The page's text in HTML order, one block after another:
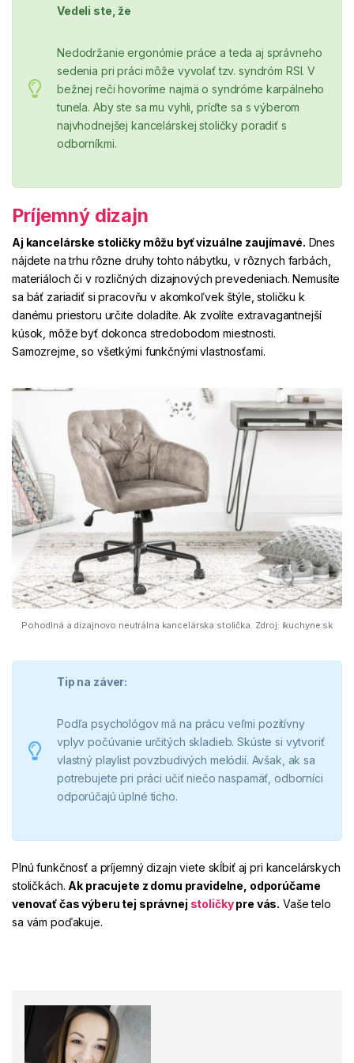
Vedeli ste, že
Nedodržanie ergonómie práce a teda aj správneho
sedenia pri práci môže vyvolať tzv. syndróm RSI. V
bežnej reči hovoríme najmä o syndróme karpálneho
tunela. Aby ste sa mu vyhli, príďte sa s výberom
najvhodnejšej kancelárskej stoličky poradiť s
odborníkmi.
Príjemný dizajn
Aj kancelárske stoličky môžu byťvizuálne zaujímavé. Dnes
nájdete na trhu rôzne druhy tohto nábytku, v rôznych farbách,
materiáloch či v rozličných dizajnových prevedeniach. Nemusíte
sa báť zariadiť si pracovňu v akomkoľvek štýle, stoličku k
danému priestoru určite doladíte. Ak zvolíte extravagantnejší
kúsok, môže byť dokonca stredobodom miestnosti.
Samozrejme, so všetkými funkčnými vlastnosťami.
Pohodlná a dizajnovo neutrálna kancelárska stolička. Zdroj: ikuchyne.sk
Tip na záver:
Podľa psychológov má na prácu veľmi pozitívny
vplyv počúvanie určitých skladieb. Skúste si vytvoriť
vlastný playlist povzbudivých melódií. Avšak, ak sa
potrebujete pri práci učiť niečo naspamäť, odborníci
odporúčajú úplné ticho.
Plnú funkčnosť a príjemný dizajn viete skĺbiť aj pri kancelárskych
stoličkách. Ak pracujete z domu pravidelne, odporúčame
venovať čas výberu tej správnej stoličkypre vás. Vaše telo
sa vám poďakuje.